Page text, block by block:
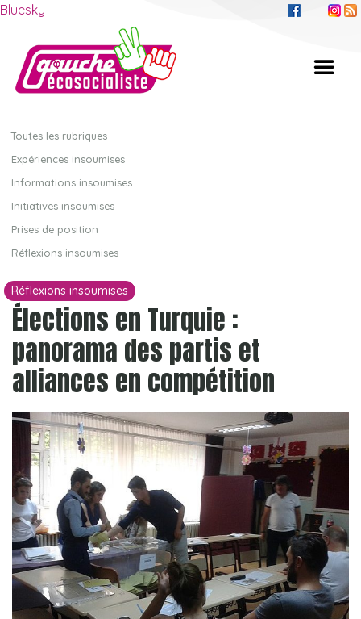
Bluesky
Toutes les rubriques
Expériences insoumises
Informations insoumises
Initiatives insoumises
Prises de position
Réflexions insoumises
Réflexions insoumises
Élections en Turquie :
panorama des partis et
alliances en compétition